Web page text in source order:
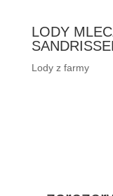
LODY
Lody z farmy